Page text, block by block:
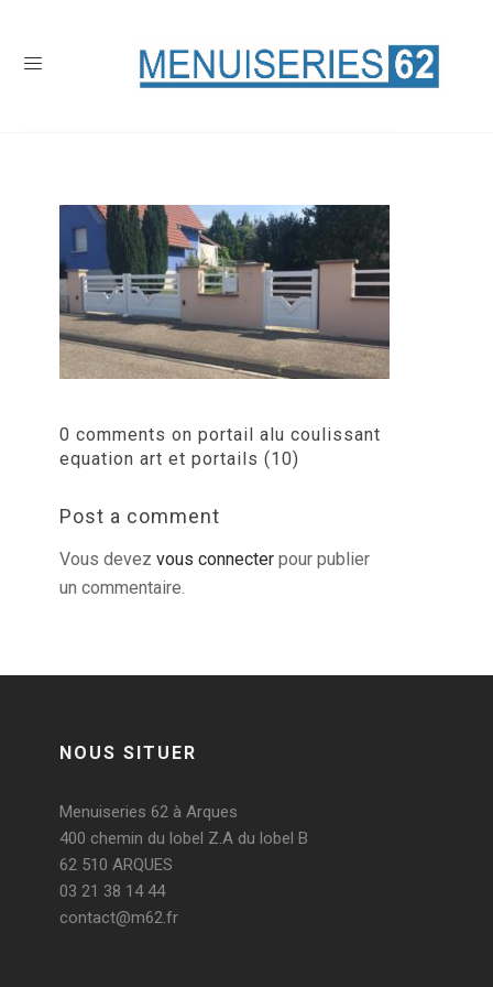
0 comments on portail alu coulissant
equation art et portails (10)
Post a comment
Vous devez vous connecter pour publier
un commentaire.
NOUS SITUER
Menuiseries 62 à Arques
400 chemin du lobel Z.A du lobel B
62 510 ARQUES
03 21 38 14 44
contact@m62.fr